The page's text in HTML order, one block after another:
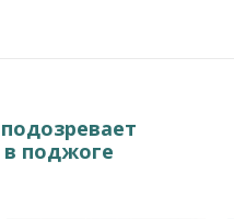
в поджоге